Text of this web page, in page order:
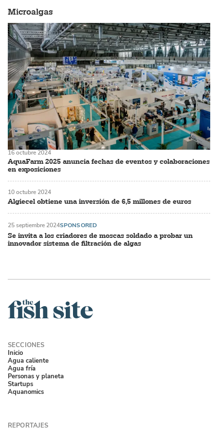
Microalgas
AquaFarm 2025 anuncia fechas de eventos y colaboraciones
en exposiciones
16 octubre 2024
Algiecel obtiene una inversión de 6,5 millones de euros
10 octubre 2024
Se invita a los criadores de moscas soldado a probar un
innovador sistema de filtración de algas
25 septiembre 2024SPONSORED
Inicio
Agua caliente
Agua fría
Personas y planeta
Startups
Aquanomics